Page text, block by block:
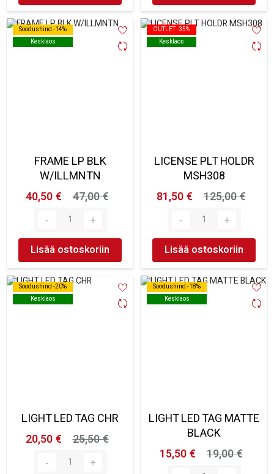
Soodushind -14%
Kesklaos
Soodushind -14%
Kesklaos
FRAME LP BLK
W/ILLMNTN
40,50 €
47,00 €
Lisää ostoskoriin
OUTLET -35%
Kesklaos
OUTLET -35%
Kesklaos
LICENSE PLT HOLDR
MSH308
81,50 €
125,00 €
Lisää ostoskoriin
Soodushind -20%
Kesklaos
Soodushind -20%
Kesklaos
LIGHT LED TAG CHR
20,50 €
25,50 €
Soodushind -18%
Kesklaos
Soodushind -18%
Kesklaos
LIGHT LED TAG MATTE
BLACK
15,50 €
19,00 €